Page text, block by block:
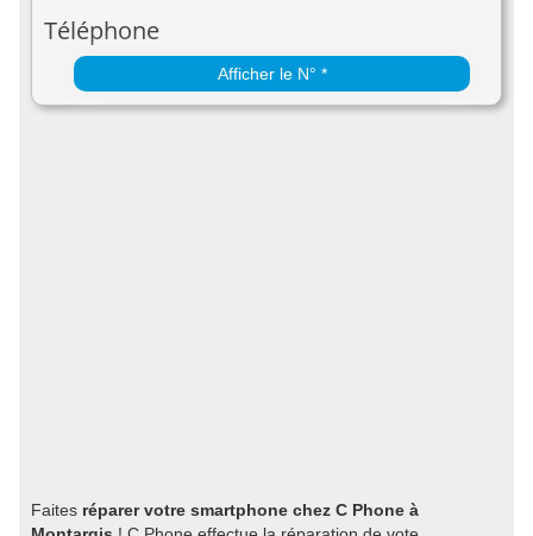
Téléphone
Afficher le N° *
Faites réparer votre smartphone chez C Phone à